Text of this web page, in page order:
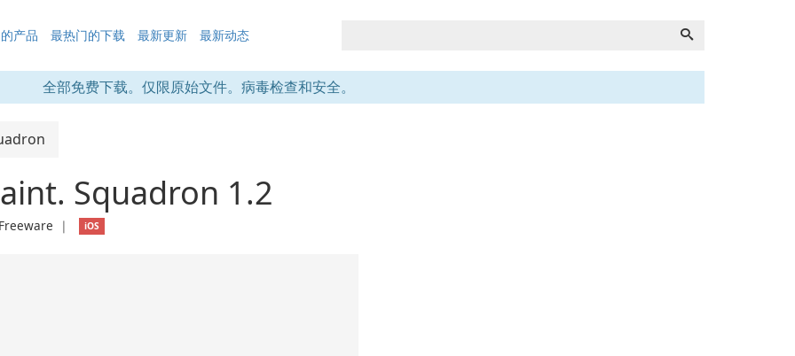
产品 最热门的下载 最新更新 最新动态
全部免费下载。仅限原始文件。病毒检查和安全。
Squadron 1.2
❘ iOS